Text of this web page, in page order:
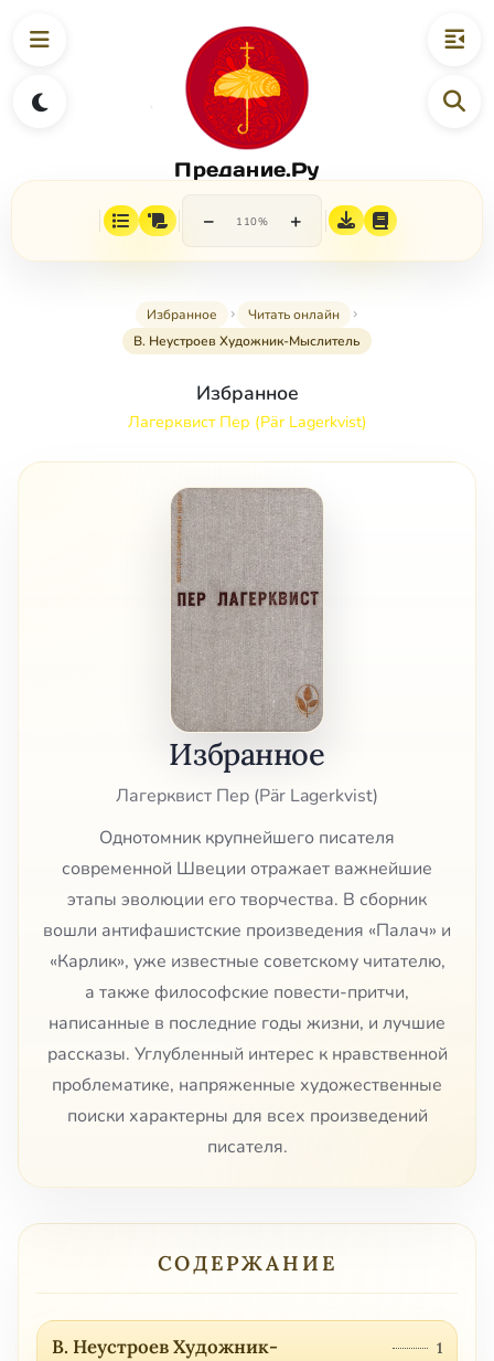
Предание.Ру
− 110% +
Избранное
Читать онлайн
В. Неустроев Художник-Мыслитель
Избранное
Лагерквист Пер (Pär Lagerkvist)
Избранное
Лагерквист Пер (Pär Lagerkvist)
Однотомник крупнейшего писателя
современной Швеции отражает важнейшие
этапы эволюции его творчества. В сборник
вошли антифашистские произведения «Палач» и
«Карлик», уже известные советскому читателю,
а также философские повести-притчи,
написанные в последние годы жизни, и лучшие
рассказы. Углубленный интерес к нравственной
проблематике, напряженные художественные
поиски характерны для всех произведений
писателя.
СОДЕРЖАНИЕ
В. Неустроев Художник-
1